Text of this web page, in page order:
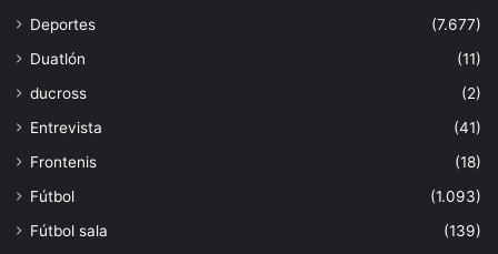
Deportes
(7.677)
Duatlón
(11)
ducross
(2)
Entrevista
(41)
Frontenis
(18)
Fútbol
(1.093)
Fútbol sala
(139)